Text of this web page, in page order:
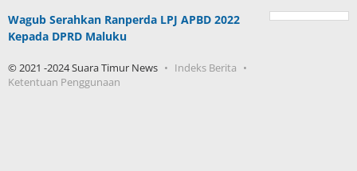
Wagub Serahkan Ranperda LPJ APBD 2022
Kepada DPRD Maluku
© 2021 -2024 Suara Timur News
Indeks Berita
Ketentuan Penggunaan